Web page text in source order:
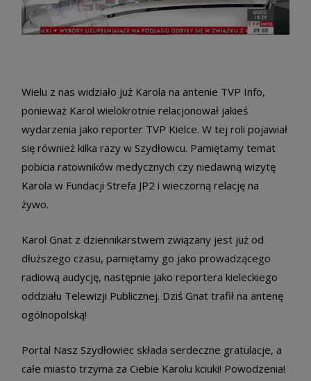
Wielu z nas widziało już Karola na antenie TVP Info,
ponieważ Karol wielokrotnie relacjonował jakieś
wydarzenia jako reporter TVP Kielce. W tej roli pojawiał
się również kilka razy w Szydłowcu. Pamiętamy temat
pobicia ratowników medycznych czy niedawną wizytę
Karola w Fundacji Strefa JP2 i wieczorną relację na
żywo.
Karol Gnat z dziennikarstwem związany jest już od
dłuższego czasu, pamiętamy go jako prowadzącego
radiową audycję, następnie jako reportera kieleckiego
oddziału Telewizji Publicznej. Dziś Gnat trafił na antenę
ogólnopolską!
Portal Nasz Szydłowiec składa serdeczne gratulacje, a
całe miasto trzyma za Ciebie Karolu kciuki! Powodzenia!